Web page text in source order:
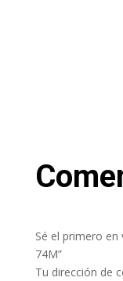
Sé el primero en
74M”
Tu dirección de